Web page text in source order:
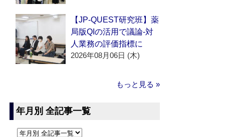
【JP-QUEST研究班】薬
局版QIの活用で議論‐対
人業務の評価指標に
2026年08月06日 (木)
もっと見る »
年月別 全記事一覧